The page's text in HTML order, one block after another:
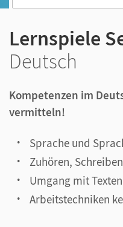
Lernspiele
Deutsch
Kompetenzen im
vermitteln!
Sprache und
Zuhören,
Umgang mit
Arbeitstechniken